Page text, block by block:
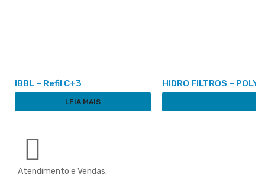
IBBL – Refil C+3
LEIA MAIS
HIDRO FILTROS –
Atendimento e Vendas: